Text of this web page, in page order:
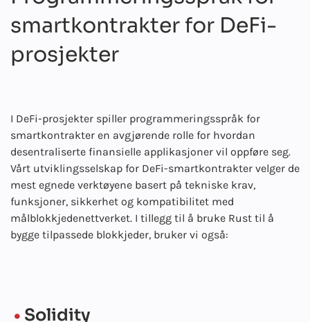
smartkontrakter for DeFi-
prosjekter
I DeFi-prosjekter spiller programmeringsspråk for
smartkontrakter en avgjørende rolle for hvordan
desentraliserte finansielle applikasjoner vil oppføre seg.
Vårt utviklingsselskap for DeFi-smartkontrakter velger de
mest egnede verktøyene basert på tekniske krav,
funksjoner, sikkerhet og kompatibilitet med
målblokkjedenettverket. I tillegg til å bruke Rust til å
bygge tilpassede blokkjeder, bruker vi også:
Solidity